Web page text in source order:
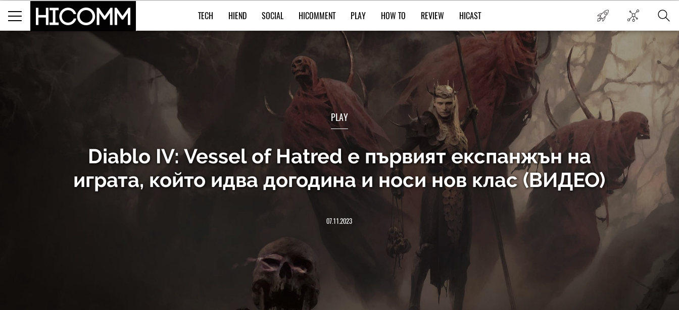
TECH HIEND SOCIAL HICOMMENT PLAY HOW TO REVIEW HICAST
PLAY
Diablo IV: Vessel of Hatred е първият експанжън на
играта, който идва догодина и носи нов клас (ВИДЕО)
07.11.2023